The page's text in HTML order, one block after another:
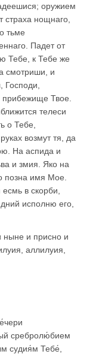
оружием
страха нощнаго,
тьме
Падет от
Тебе, к Тебе же
смотриши, и
Господи,
Твое.
телеси
о Тебе,
возмут тя, да
На аспида и
и змия. Яко на
позна имя Мое.
в скорби,
исполню его,
ныне и присно и
аллилуия,
сребролю́бием
судия́м Тебе́,